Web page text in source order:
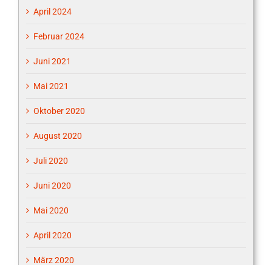
April 2024
Februar 2024
Juni 2021
Mai 2021
Oktober 2020
August 2020
Juli 2020
Juni 2020
Mai 2020
April 2020
März 2020